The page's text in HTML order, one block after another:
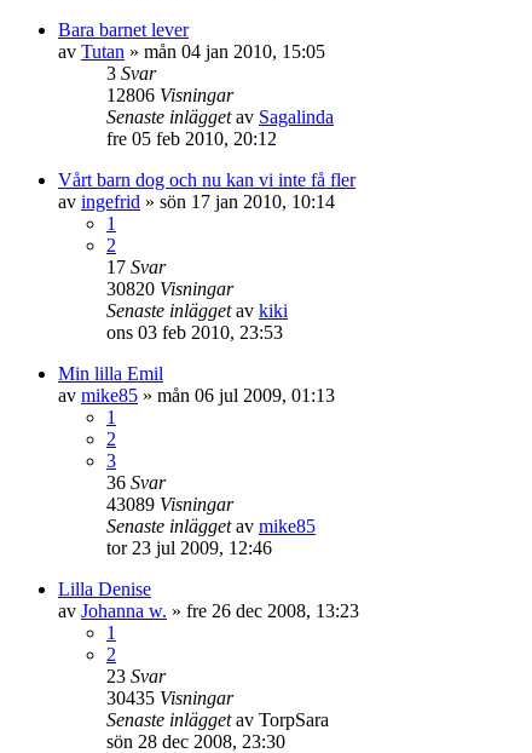
Bara barnet lever
av Tutan » mån 04 jan 2010, 15:05
3 Svar
12806 Visningar
Senaste inläggetav Sagalinda
fre 05 feb 2010, 20:12
Vårt barn dog och nu kan vi inte få fler
av ingefrid » sön 17 jan 2010, 10:14
1
2
17 Svar
30820 Visningar
Senaste inläggetav kiki
ons 03 feb 2010, 23:53
Min lilla Emil
av mike85 » mån 06 jul 2009, 01:13
1
2
3
36 Svar
43089 Visningar
Senaste inläggetav mike85
tor 23 jul 2009, 12:46
Lilla Denise
av Johanna w. » fre 26 dec 2008, 13:23
1
2
23 Svar
30435 Visningar
Senaste inläggetav TorpSara
sön 28 dec 2008, 23:30